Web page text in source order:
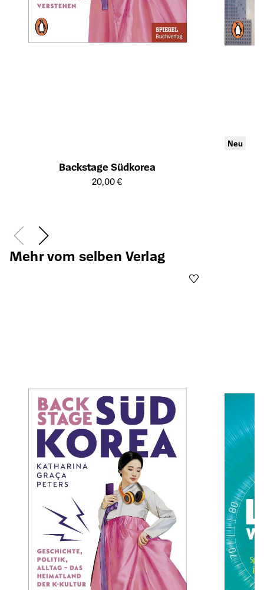
Backstage Südkorea
Öffnet die Detailseite des Produkts
20,00 €
Neu
Mehr vom selben Verlag